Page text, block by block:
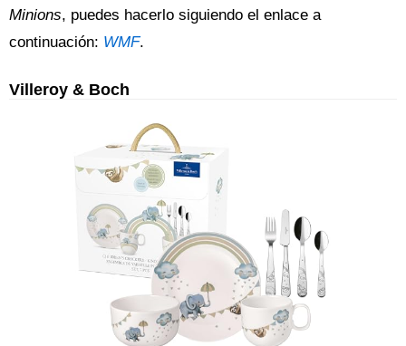
Minions, puedes hacerlo siguiendo el enlace a
continuación: WMF.
Villeroy & Boch